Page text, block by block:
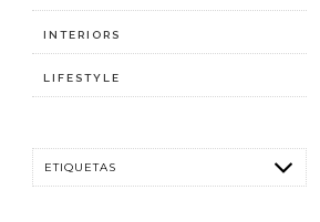
INTERIORS
LIFESTYLE